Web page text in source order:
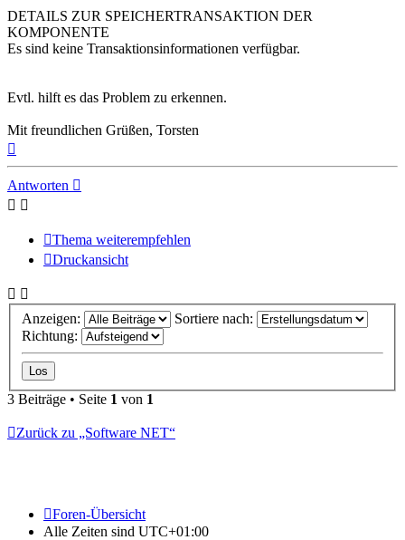
DETAILS ZUR SPEICHERTRANSAKTION DER
KOMPONENTE
Es sind keine Transaktionsinformationen verfügbar.
Evtl. hilft es das Problem zu erkennen.
Mit freundlichen Grüßen, Torsten
Antworten
Thema weiterempfehlen
Druckansicht
Anzeigen:
Sortiere nach:
Richtung:
3 Beiträge • Seite 1 von 1
Zurück zu „Software NET“
Foren-Übersicht
Alle Zeiten sind UTC+01:00